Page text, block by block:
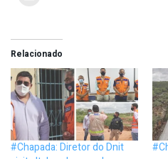
Relacionado
#Chapada: Diretor do Dnit